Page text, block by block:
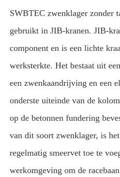
SWBTEC zwenklager zonder
gebruikt in JIB-kranen. JIB-
component en is een lichte
werksterkte. Het bestaat uit
een zwenkaandrijving en een
onderste uiteinde van de
op de betonnen fundering
van dit soort zwenklager, is
regelmatig smeervet toe te
werkomgeving om de